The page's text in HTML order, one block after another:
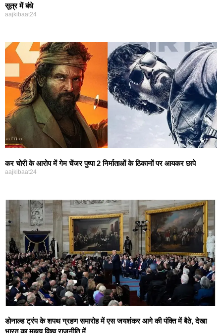
सूत्र में बंधे
aajkibaat24
कर चोरी के आरोप में गेम चेंजर पुष्पा 2 निर्माताओं के ठिकानों पर आयकर छापे
aajkibaat24
डोनाल्ड ट्रंप के शपथ ग्रहण समारोह में एस जयशंकर आगे की पंक्ति में बैठे, देखा
भारत का महत्व विश्व राजनीति में